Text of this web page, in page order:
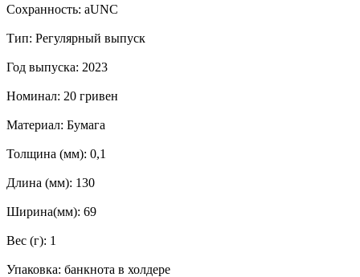
Сохранность: aUNC
Тип: Регулярный выпуск
Год выпуска: 2023
Номинал: 20 гривен
Материал: Бумага
Толщина (мм): 0,1
Длина (мм): 130
Ширина(мм): 69
Вес (г): 1
Упаковка: банкнота в холдере